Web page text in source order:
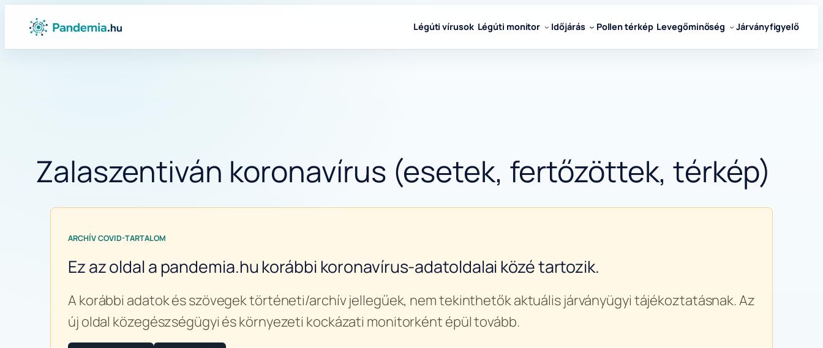
Ugrás
tartalomhoz
Légúti vírusok Légúti monitor Időjárás Pollen térkép Levegőminőség Járványfigyelő
Zalaszentiván koronavírus (esetek, fertőzöttek, térkép)
ARCHÍV COVID-TARTALOM
Ez az oldal a pandemia.hu korábbi koronavírus-adatoldalai közé tartozik.
A korábbi adatok és szövegek történeti/archív jellegűek, nem tekinthetők aktuális járványügyi tájékoztatásnak. Az
új oldal közegészségügyi és környezeti kockázati monitorként épül tovább.